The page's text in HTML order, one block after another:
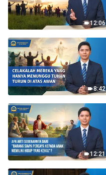
12:06
8:42
12:21